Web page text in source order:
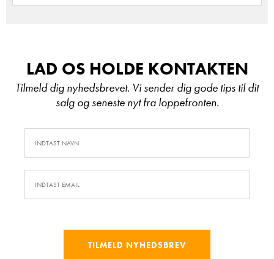
LAD OS HOLDE KONTAKTEN
Tilmeld dig nyhedsbrevet. Vi sender dig gode tips til dit
salg og seneste nyt fra loppefronten.
TILMELD NYHEDSBREV